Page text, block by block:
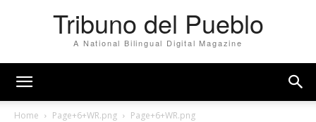
Tribuno del Pueblo
A National Bilingual Digital Magazine
Home Page+6+WR.png Page+6+WR.png